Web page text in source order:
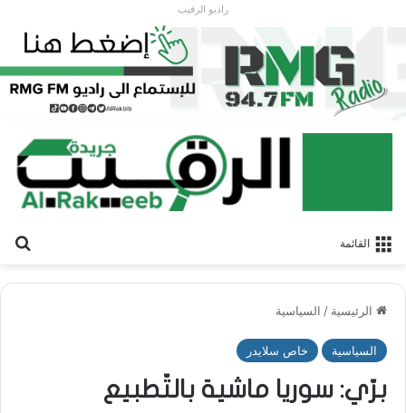
راديو الرقيب
القائمة
الرئيسية / السياسية
السياسية خاص سلايدر
برّي: سوريا ماشية بالتّطبيع